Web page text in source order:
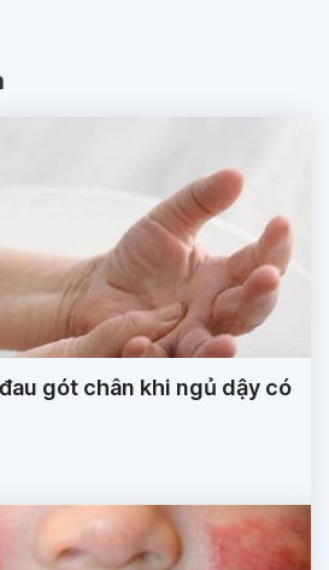
gót chân khi ngủ dậy có